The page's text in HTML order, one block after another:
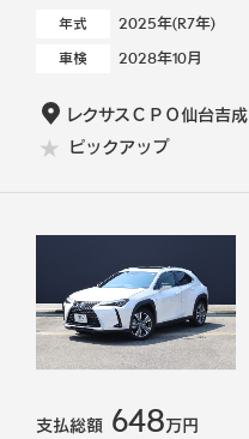
年式
2025年(R7年)
車検 2028年10月
レクサスＣＰＯ仙台吉成
ピックアップ
支払総額 648万円